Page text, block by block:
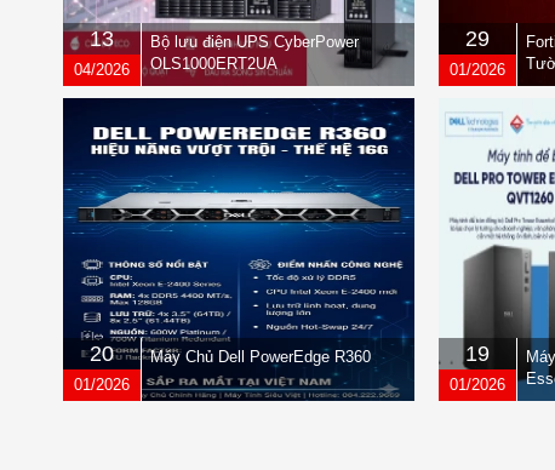
13
04/2026
Bộ lưu điện UPS CyberPower
OLS1000ERT2UA
29
01/2026
20
01/2026
Máy Chủ Dell PowerEdge R360 19
01/2026